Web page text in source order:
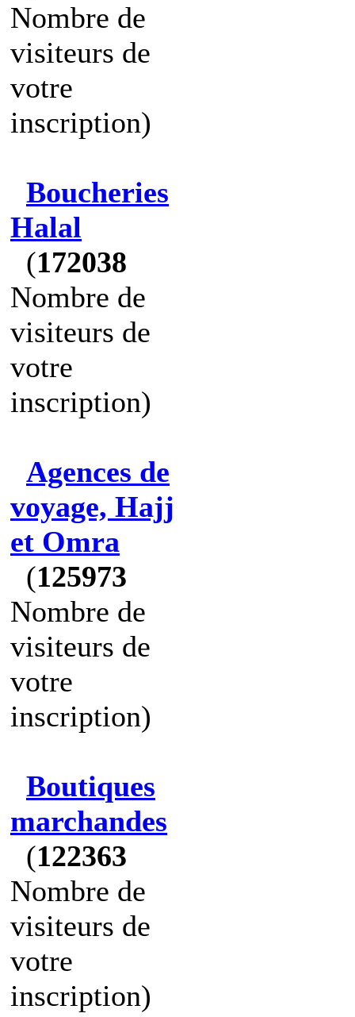
Nombre de
visiteurs de
votre
inscription)
Boucheries
Halal
(172038
Nombre de
visiteurs de
votre
inscription)
Agences de
voyage, Hajj
et Omra
(125973
Nombre de
visiteurs de
votre
inscription)
Boutiques
marchandes
(122363
Nombre de
visiteurs de
votre
inscription)